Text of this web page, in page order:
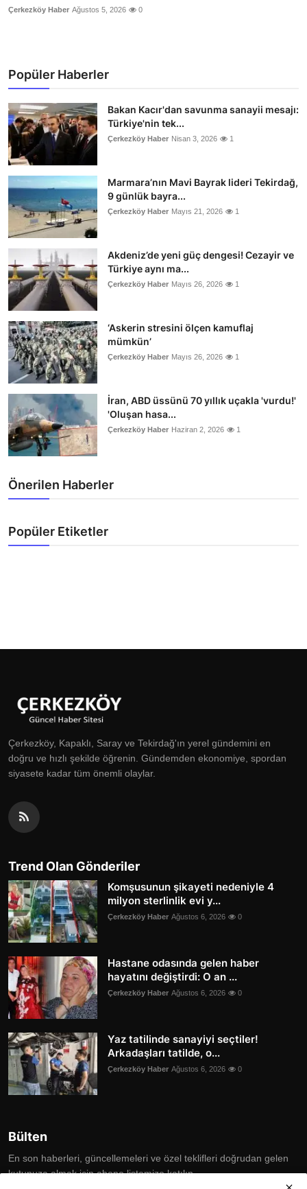
Çerkezköy Haber Ağustos 5, 2026 0
Popüler Haberler
Bakan Kacır'dan savunma sanayii mesajı:
Türkiye'nin tek...
Çerkezköy Haber Nisan 3, 2026 1
Marmara’nın Mavi Bayrak lideri Tekirdağ,
9 günlük bayra...
Çerkezköy Haber Mayıs 21, 2026 1
Akdeniz’de yeni güç dengesi! Cezayir ve
Türkiye aynı ma...
Çerkezköy Haber Mayıs 26, 2026 1
‘Askerin stresini ölçen kamuflaj
mümkün’
Çerkezköy Haber Mayıs 26, 2026 1
İran, ABD üssünü 70 yıllık uçakla 'vurdu!'
'Oluşan hasa...
Çerkezköy Haber Haziran 2, 2026 1
Önerilen Haberler
Popüler Etiketler
Çerkezköy, Kapaklı, Saray ve Tekirdağ'ın yerel gündemini en
doğru ve hızlı şekilde öğrenin. Gündemden ekonomiye, spordan
siyasete kadar tüm önemli olaylar.
Trend Olan Gönderiler
Komşusunun şikayeti nedeniyle 4
milyon sterlinlik evi y...
Çerkezköy Haber Ağustos 6, 2026 0
Hastane odasında gelen haber
hayatını değiştirdi: O an ...
Çerkezköy Haber Ağustos 6, 2026 0
Yaz tatilinde sanayiyi seçtiler!
Arkadaşları tatilde, o...
Çerkezköy Haber Ağustos 6, 2026 0
Bülten
En son haberleri, güncellemeleri ve özel teklifleri doğrudan gelen
kutunuza almak için abone listemize katılın